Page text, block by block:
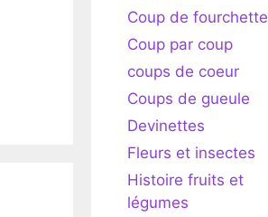
Coup de fourchette
Coup par coup
coups de coeur
Coups de gueule
Devinettes
Fleurs et insectes
Histoire fruits et
légumes